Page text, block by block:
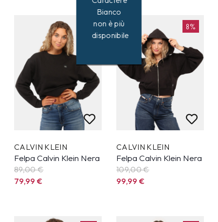
CALVIN KLEIN
Felpa Calvin Klein Nera
89,00 €
79,99€
8%
CALVIN KLEIN
Felpa Calvin Klein Nera
109,00 €
99,99€
Bianco
non è più
disponibile